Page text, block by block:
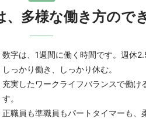
多様な働き方ので
数字は、1週間に働く時間です。週休
しっかり働き、しっかり休む。
充実したワークライフバランスで働け
す。
正職員も準職員もパートタイマーも、